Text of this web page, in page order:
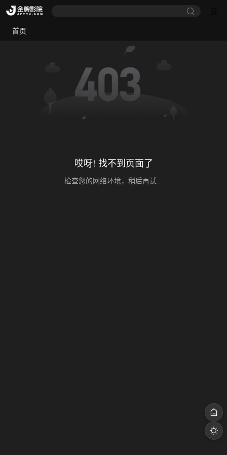
首页
哎呀! 找不到页面了
检查您的网络环境，稍后再试...